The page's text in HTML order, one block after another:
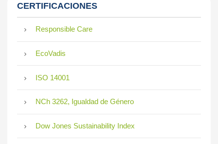
CERTIFICACIONES
Responsible Care
EcoVadis
ISO 14001
NCh 3262, Igualdad de Género
Dow Jones Sustainability Index